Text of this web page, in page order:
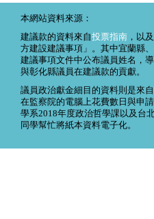
本網站資料來源：
建議款的資料來自投票指南 ，以
方建設建議事項」。其中宜蘭縣
建議事項文件中公布議員姓名，
與彰化縣議員在建議款的貢獻。
議員政治獻金細目的資料則是來
在監察院的電腦上花費數日與申
學系2018年度政治哲學課以及台
同學幫忙將紙本資料電子化。